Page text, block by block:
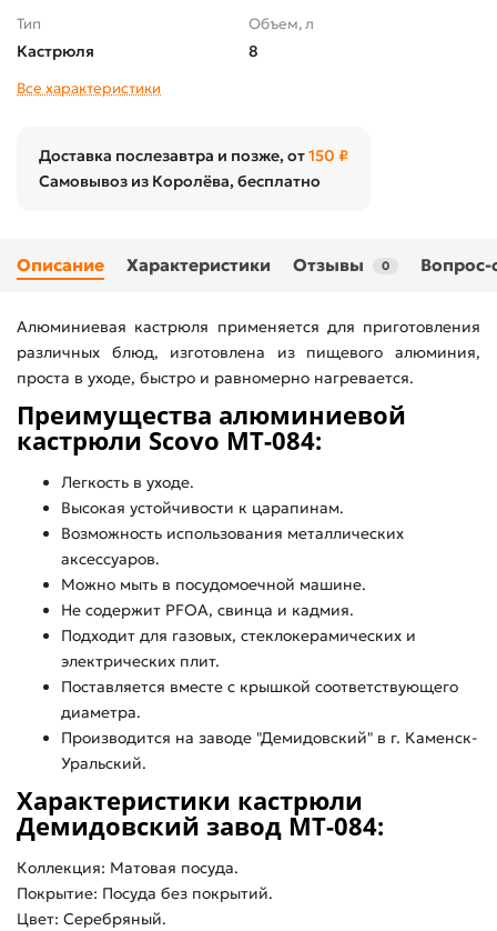
Тип
Кастрюля
Объем, л
8
Все характеристики
Доставка послезавтра и позже, от150 ₽
Самовывоз из Королёва, бесплатно
Описание Характеристики Отзывы 0 Вопрос-
Алюминиевая кастрюля применяется для приготовления
различных блюд, изготовлена из пищевого алюминия,
проста в уходе, быстро и равномерно нагревается.
Преимущества алюминиевой
кастрюли Scovo МТ-084:
Легкость в уходе.
Высокая устойчивости к царапинам.
Возможность использования металлических
аксессуаров.
Можно мыть в посудомоечной машине.
Не содержит PFOA, свинца и кадмия.
Подходит для газовых, стеклокерамических и
электрических плит.
Поставляется вместе с крышкой соответствующего
диаметра.
Производится на заводе "Демидовский" в г. Каменск-
Уральский.
Характеристики кастрюли
Демидовский завод МТ-084:
Коллекция: Матовая посуда.
Покрытие: Посуда без покрытий.
Цвет: Серебряный.